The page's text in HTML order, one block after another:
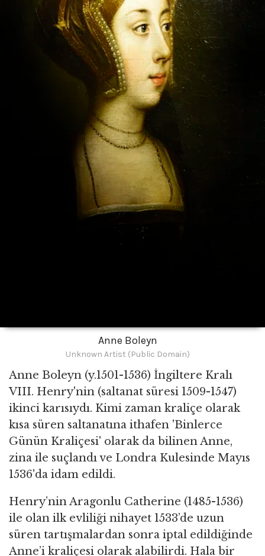
Anne Boleyn
Unknown Artist (Public Domain)
Anne Boleyn (y.1501-1536) İngiltere Kralı
VIII. Henry'nin (saltanat süresi 1509-1547)
ikinci karısıydı. Kimi zaman kraliçe olarak
kısa süren saltanatına ithafen 'Binlerce
Günün Kraliçesi' olarak da bilinen Anne,
zina ile suçlandı ve Londra Kulesinde Mayıs
1536'da idam edildi.
Henry’nin Aragonlu Catherine (1485-1536)
ile olan ilk evliliği nihayet 1533’de uzun
süren tartışmalardan sonra iptal edildiğinde
Anne’i kraliçesi olarak alabilirdi. Hala bir